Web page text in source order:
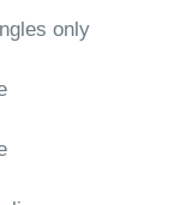
only